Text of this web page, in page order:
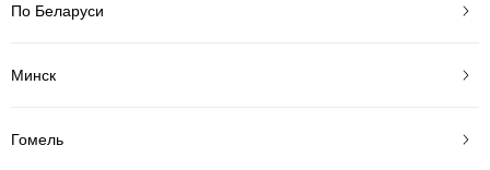
По Беларуси
Минск
Гомель